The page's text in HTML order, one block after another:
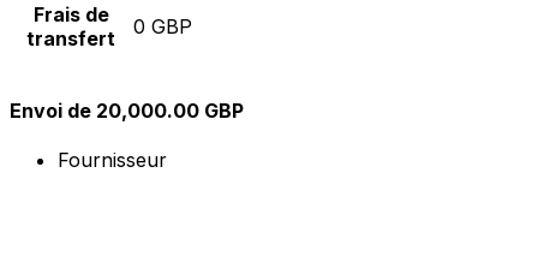
Frais de
transfert
0 GBP
Envoi de 20,000.00 GBP
Fournisseur